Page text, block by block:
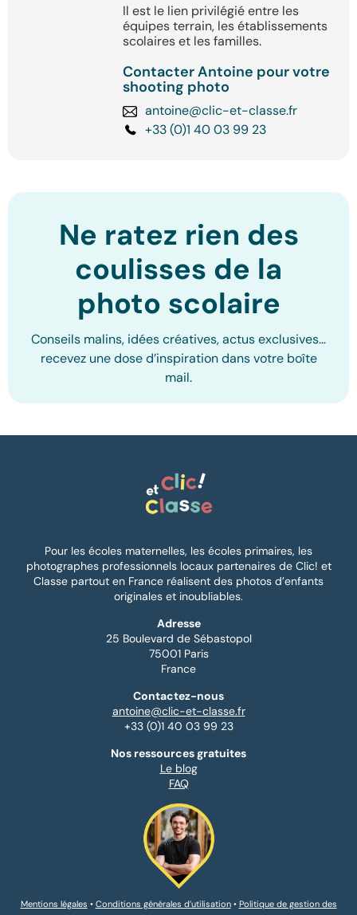
Il est le lien privilégié entre les
équipes terrain, les établissements
scolaires et les familles.
Contacter Antoine pour votre
shooting photo
antoine@clic-et-classe.fr
+33 (0)1 40 03 99 23
Ne ratez rien des
coulisses de la
photo scolaire
Conseils malins, idées créatives, actus exclusives…
recevez une dose d’inspiration dans votre boîte
mail.
Pour les écoles maternelles, les écoles primaires, les
photographes professionnels locaux partenaires de Clic! et
Classe partout en France réalisent des photos d’enfants
originales et inoubliables.
Adresse
25 Boulevard de Sébastopol
75001 Paris
France
Contactez-nous
antoine@clic-et-classe.fr
+33 (0)1 40 03 99 23
Nos ressources gratuites
Le blog
FAQ
Mentions légales • Conditions générales d’utilisation• Politique de gestion des